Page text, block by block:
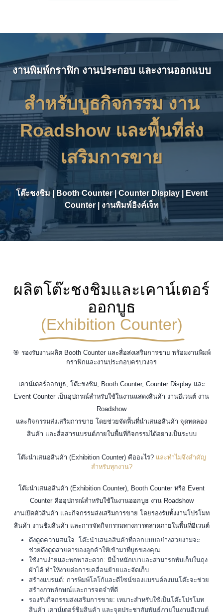
งานพิมพ์กราฟิก งานประกอบ และงานออกแบบ
สำหรับบูธกิจกรรม งาน
Roadshow และพื้นที่ส่ง
เสริมการขาย
โต๊ะชงชิม | Booth Counter | Counter Display | Event
Counter | งานพิมพ์อิงค์เจ็ท
ผลิตโต๊ะชงชิมและเคาน์เตอร์
ออกบูธ
(Exhibition Counter)
🎯 รองรับงานผลิต Booth Counter และสื่อส่งเสริมการขาย พร้อมงานพิมพ์
กราฟิกและงานประกอบครบวงจร
เคาน์เตอร์ออกบูธ, โต๊ะชงชิม, Booth Counter, Counter Display และ
Event Counter เป็นอุปกรณ์สำหรับใช้ในงานแสดงสินค้า งานอีเวนต์ งาน
Roadshow
และกิจกรรมส่งเสริมการขาย โดยช่วยจัดพื้นที่นำเสนอสินค้า จุดทดลอง
สินค้า และสื่อสารแบรนด์ภายในพื้นที่กิจกรรมได้อย่างเป็นระบบ
โต๊ะนำเสนอสินค้า (Exhibition Counter) คืออะไร? และทำไมจึงสำคัญ
สำหรับทุกงาน?
โต๊ะนำเสนอสินค้า (Exhibition Counter), Booth Counter หรือ Event
Counter คืออุปกรณ์สำหรับใช้ในงานออกบูธ งาน Roadshow
งานเปิดตัวสินค้า และกิจกรรมส่งเสริมการขาย โดยรองรับทั้งงานโปรโมท
สินค้า งานชิมสินค้า และการจัดกิจกรรมทางการตลาดภายในพื้นที่อีเวนต์
ดึงดูดความสนใจ: โต๊ะนำเสนอสินค้าที่ออกแบบอย่างสวยงามจะ
ช่วยดึงดูดสายตาของลูกค้าให้เข้ามาที่บูธของคุณ
ใช้งานง่ายและพกพาสะดวก: มีน้ำหนักเบาและสามารถพับเก็บในถุง
ผ้าได้ ทำให้ง่ายต่อการเคลื่อนย้ายและจัดเก็บ
สร้างแบรนด์: การพิมพ์โลโก้และดีไซน์ของแบรนด์ลงบนโต๊ะจะช่วย
สร้างภาพลักษณ์และการจดจำที่ดี
รองรับกิจกรรมส่งเสริมการขาย: เหมาะสำหรับใช้เป็นโต๊ะโปรโมท
สินค้า เคาน์เตอร์ชิมสินค้า และจุดประชาสัมพันธ์ภายในงานอีเวนต์